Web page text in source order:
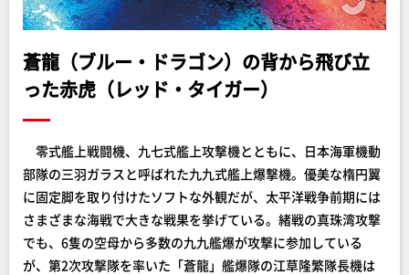
蒼龍（ブルー・ドラゴン）の背から飛び立
った赤虎（レッド・タイガー）
零式艦上戦闘機、九七式艦上攻撃機とともに、日本海軍機動
部隊の三羽ガラスと呼ばれた九九式艦上爆撃機。優美な楕円翼
に固定脚を取り付けたソフトな外観だが、太平洋戦争前期には
さまざまな海戦で大きな戦果を挙げている。緒戦の真珠湾攻撃
でも、6隻の空母から多数の九九艦爆が攻撃に参加している
が、第2次攻撃隊を率いた「蒼龍」艦爆隊の江草隆繁隊長機は